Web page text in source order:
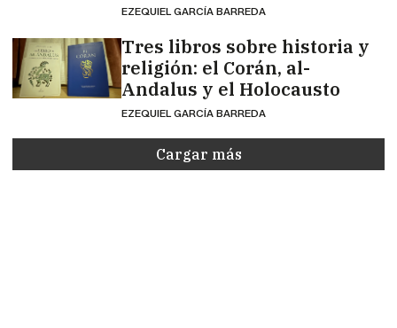
EZEQUIEL GARCÍA BARREDA
Tres libros sobre historia y
religión: el Corán, al-
Andalus y el Holocausto
EZEQUIEL GARCÍA BARREDA
Cargar más